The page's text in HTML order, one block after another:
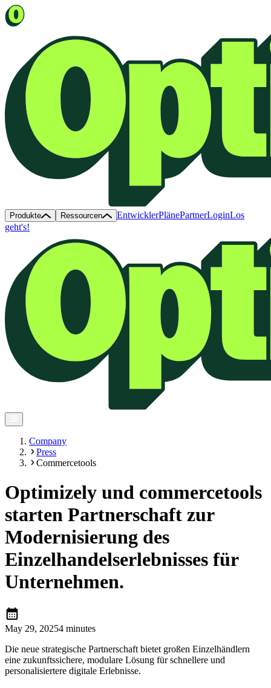
Produkte Ressourcen EntwicklerPlänePartnerLoginLos
geht's!
Company
Press
Commercetools
Optimizely und commercetools
starten Partnerschaft zur
Modernisierung des
Einzelhandelserlebnisses für
Unternehmen.
calendar_month
May 29, 20254 minutes
Die neue strategische Partnerschaft bietet großen Einzelhändlern
eine zukunftssichere, modulare Lösung für schnellere und
personalisiertere digitale Erlebnisse.